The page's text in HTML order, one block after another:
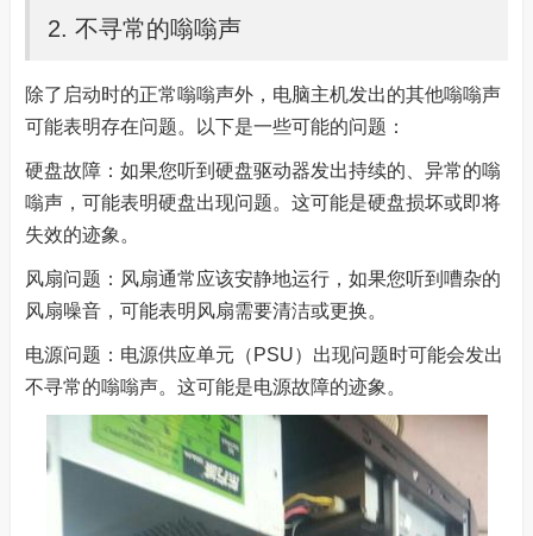
2. 不寻常的嗡嗡声
除了启动时的正常嗡嗡声外，电脑主机发出的其他嗡嗡声
可能表明存在问题。以下是一些可能的问题：
硬盘故障：如果您听到硬盘驱动器发出持续的、异常的嗡
嗡声，可能表明硬盘出现问题。这可能是硬盘损坏或即将
失效的迹象。
风扇问题：风扇通常应该安静地运行，如果您听到嘈杂的
风扇噪音，可能表明风扇需要清洁或更换。
电源问题：电源供应单元（PSU）出现问题时可能会发出
不寻常的嗡嗡声。这可能是电源故障的迹象。